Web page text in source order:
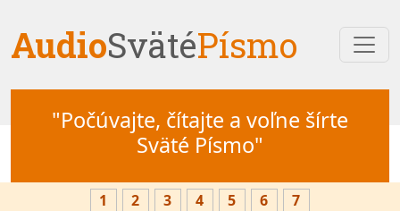
AudioSvätéPísmo
"Počúvajte, čítajte a voľne šírte
Sväté Písmo"
1 2 3 4 5 6
7